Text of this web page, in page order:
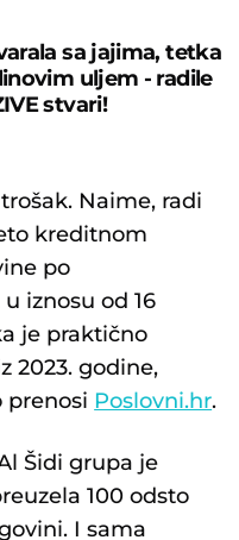
sa jajima, tetka
uljem - radile
stvari!
Naime, radi
kreditnom
po
iznosu od 16
je praktično
2023. godine,
prenosi Poslovni.hr.
Šidi grupa je
100 odsto
I sama